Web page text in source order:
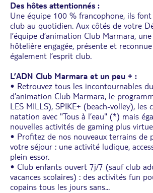
Des hôtes attentionnés :
Une équipe 100 % francophone, ils font
club au quotidien. Aux côtés de votre
l’équipe d’animation Club Marmara,
hôtelière engagée, présente et
également l’esprit club.
L’ADN Club Marmara et un peu + :
• Retrouvez tous les incontournables
d’animation Club Marmara, le
LES MILLS), SPIKE+ (beach-volley), les
natation avec "Tous à l’eau" (*) mais
nouvelles activités de gaming plus
• Pro­fitez de nos nouveaux terrains de
votre séjour : une activité ludique,
plein essor.
• Club enfants ouvert 7j/7 (sauf club
vacances scolaires) : des activités fun
copains tous les jours sans...